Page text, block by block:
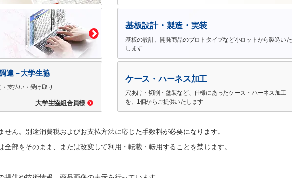
達－大学生協
支払い・受け取り
大学生協組合員様
基板設計・製造・実装
基板の設計、開発商品のプロトタイプなど小ロットから製造いた
します
ケース・ハーネス加工
穴あけ・切削・塗装など、仕様にあったケース・ハーネス加工
を、1個からご提供いたします
ん。別途消費税およびお支払方法に応じた手数料が必要になります。
部をそのまま、または改変して利用・転載・転用することを禁じます。